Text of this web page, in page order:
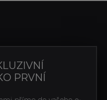
PRVNÍ